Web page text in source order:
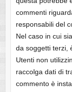
commenti
responsabili del
Nel caso in cui
da soggetti terzi,
Utenti non
raccolga dati di
commento è